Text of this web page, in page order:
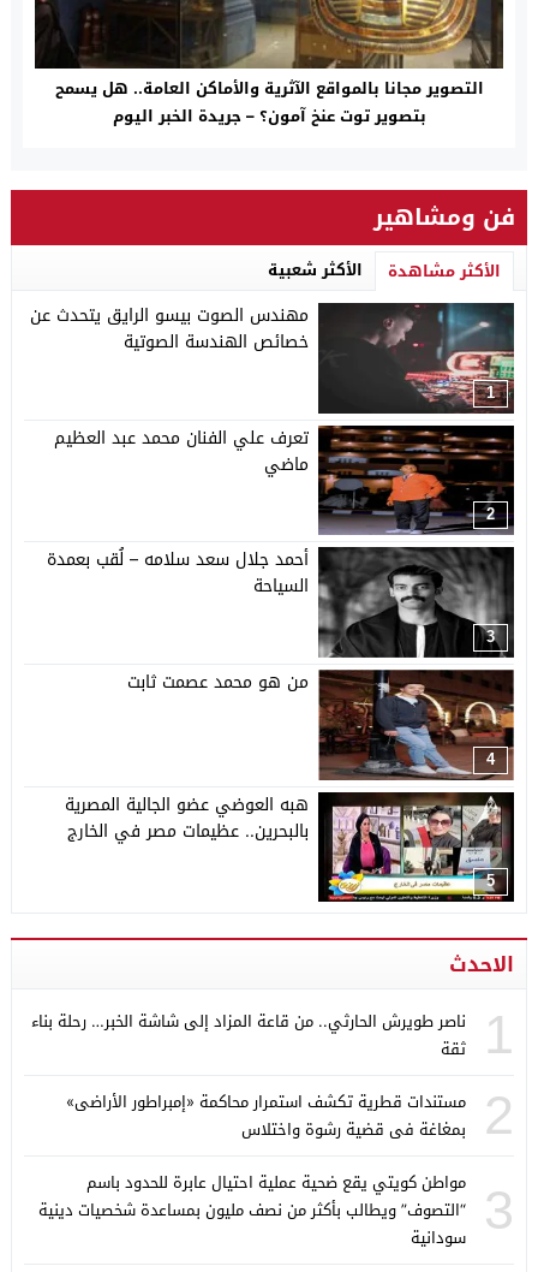
التصوير مجانا بالمواقع الآثرية والأماكن العامة.. هل يسمح
بتصوير توت عنخ آمون؟ – جريدة الخبر اليوم
فن ومشاهير
الأكثر مشاهدة الأكثر شعبية
1
مهندس الصوت بيسو الرايق يتحدث عن
خصائص الهندسة الصوتية
2
تعرف علي الفنان محمد عبد العظيم
ماضي
3
أحمد جلال سعد سلامه – لُقب بعمدة
السياحة
4
من هو محمد عصمت ثابت
5
هبه العوضي عضو الجالية المصرية
بالبحرين.. عظيمات مصر في الخارج
الاحدث
1
ناصر طويرش الحارثي.. من قاعة المزاد إلى شاشة الخبر… رحلة بناء
ثقة
2
مستندات قطرية تكشف استمرار محاكمة «إمبراطور الأراضى»
بمغاغة فى قضية رشوة واختلاس
3
مواطن كويتي يقع ضحية عملية احتيال عابرة للحدود باسم
“التصوف” ويطالب بأكثر من نصف مليون بمساعدة شخصيات دينية
سودانية